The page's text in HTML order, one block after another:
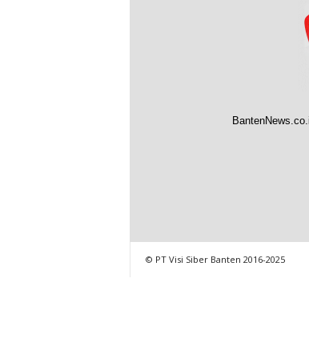
© PT Visi Siber Banten 2016-2025